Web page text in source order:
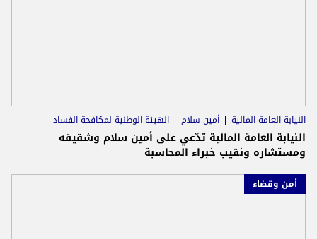
النيابة العامة المالية أمين سلام الهيئة الوطنية لمكافحة الفساد
النيابة العامة المالية تدّعي على أمين سلام وشقيقه
ومستشاره ونقيب خبراء المحاسبة
أمن وقضاء